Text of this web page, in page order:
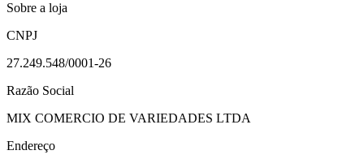
Sobre a loja
CNPJ
27.249.548/0001-26
Razão Social
MIX COMERCIO DE VARIEDADES LTDA
Endereço